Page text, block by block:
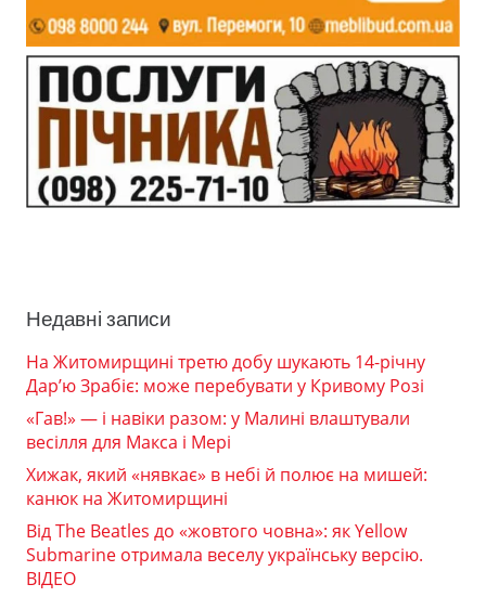
Недавні записи
На Житомирщині третю добу шукають 14-річну
Дар’ю Зрабіє: може перебувати у Кривому Розі
«Гав!» — і навіки разом: у Малині влаштували
весілля для Макса і Мері
Хижак, який «нявкає» в небі й полює на мишей:
канюк на Житомирщині
Від The Beatles до «жовтого човна»: як Yellow
Submarine отримала веселу українську версію.
ВІДЕО